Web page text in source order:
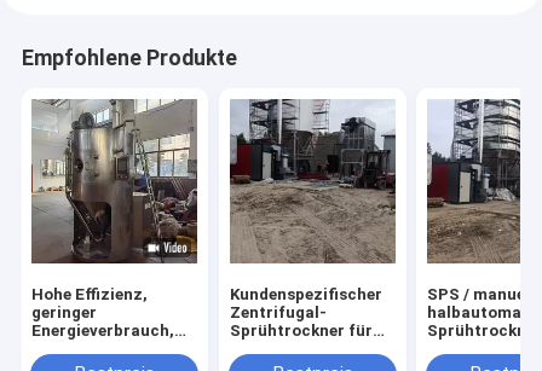
Empfohlene Produkte
Hohe Effizienz,
geringer
Energieverbrauch,
Sprühtrockner
Kundenspezifischer
Zentrifugal-
Sprühtrockner für
durch Dampf/Strom
SPS /